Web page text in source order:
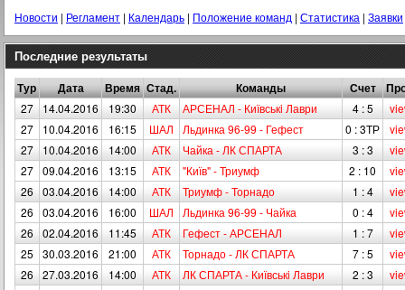
Новости | Регламент | Календарь | Положение команд | Статистика | Заявки
Последние результаты
Тур Дата Время Стад. Команды Счет
27 14.04.2016 19:30 АТК АРСЕНАЛ - Київськi Лаври 4 : 5
27
10.04.2016 16:15 ШАЛ Льдинка 96-99 - Гефест 0 : 3ТР
27
10.04.2016 14:00 АТК Чайка - ЛК СПАРТА 3 : 3
27 09.04.2016 13:15 АТК "Київ" - Триумф 2 : 10
26 03.04.2016 14:00 АТК Триумф - Торнадо 1 : 4
26
03.04.2016 16:00 ШАЛ Льдинка 96-99 - Чайка 0 : 4
26 02.04.2016 11:45 АТК Гефест - АРСЕНАЛ 1 : 7
25
30.03.2016 21:00 АТК Торнадо - ЛК СПАРТА 7 : 5
26 27.03.2016 14:00 АТК ЛК СПАРТА - Київськi Лаври 2 : 3